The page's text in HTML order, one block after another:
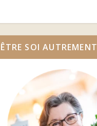
ÊTRE SOI AUTREMENT